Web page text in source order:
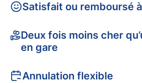
Satisfait ou remboursé
Deux fois moins cher
en gare
Annulation flexible